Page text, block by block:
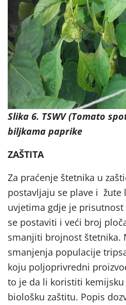
Slika 6. TSWV (Tomato
biljkama paprike
ZAŠTITA
Za praćenje štetnika u
postavljaju se plave i žute
uvjetima gdje je
se postaviti i veći broj
smanjiti brojnost štetnika.
smanjenja populacije
koju poljoprivredni
to je da li koristiti
biološku zaštitu. Popis